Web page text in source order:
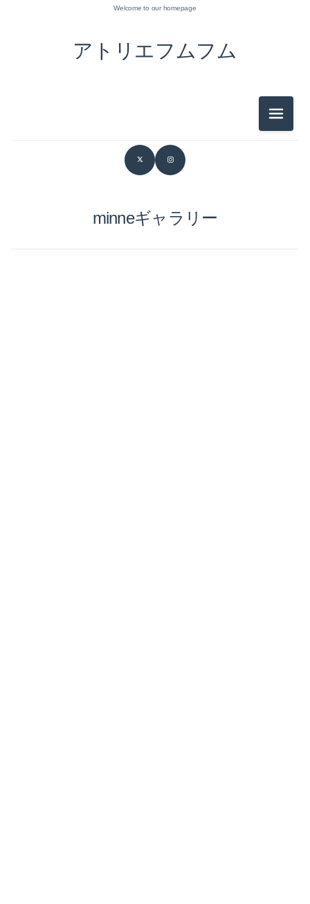
アトリエフムフム
Welcome to our homepage
メニュ
minneギャラリー